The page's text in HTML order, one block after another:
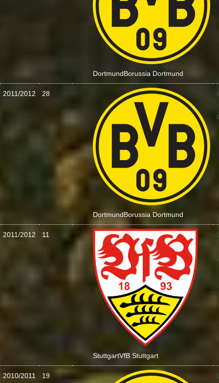
DortmundBorussia Dortmund
2011/2012 28
DortmundBorussia Dortmund
:
2011/2012 11
StuttgartVfB Stuttgart
2010/2011 19